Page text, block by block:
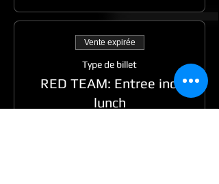
Vente expirée
Type de billet
RED TEAM: Entree incl
lunch